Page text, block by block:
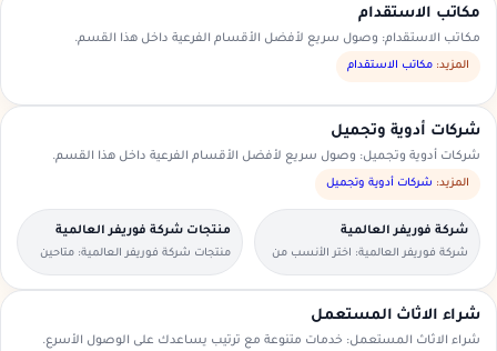
مكاتب الاستقدام
مكاتب الاستقدام: وصول سريع لأفضل الأقسام الفرعية داخل هذا القسم.
المزيد: مكاتب الاستقدام
شركات أدوية وتجميل
شركات أدوية وتجميل: وصول سريع لأفضل الأقسام الفرعية داخل هذا القسم.
المزيد: شركات أدوية وتجميل
شركة فوريفر العالمية
شركة فوريفر العالمية: اختر الأنسب من
العروض المتاحة في منطقتك.
منتجات شركة فوريفر العالمية
منتجات شركة فوريفر العالمية: متاحين
للطلبات العاجلة والحجوزات المسبقة.
شراء الاثاث المستعمل
شراء الاثاث المستعمل: خدمات متنوعة مع ترتيب يساعدك على الوصول الأسرع.